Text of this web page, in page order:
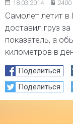
18.03.2014 2400
Самолет летит
доставил груз
показатель, а
километров в
Поделиться
Поделиться